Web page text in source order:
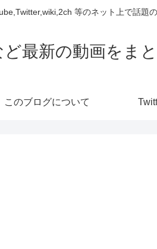
等のネット上で話題
ど最新の動画をま
このブログについて